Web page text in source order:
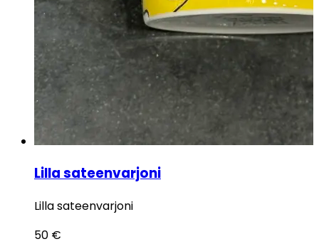
Lilla sateenvarjoni
Lilla sateenvarjoni
50 €